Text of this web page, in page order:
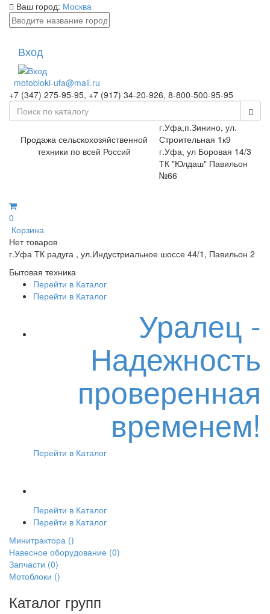
Ваш город: Москва
Вход
motobloki-ufa@mail.ru
+7 (347) 275-95-95, +7 (917) 34-20-926, 8-800-500-95-95
Продажа сельскохозяйственной
техники по всей Россий
г.Уфа,п.Зинино, ул.
Строительная 1к9
г.Уфа, ул Боровая 14/3
ТК "Юлдаш" Павильон
№66
0
Корзина
Нет товаров
г.Уфа ТК радуга , ул.Индустриальное шоссе 44/1, Павильон 2
Бытовая техника
Перейти в Каталог
Перейти в Каталог
Уралец -
Надежность
проверенная
временем!
Перейти в Каталог
Перейти в Каталог
Перейти в Каталог
Минитрактора ()
Навесное оборудование (0)
Запчасти (0)
Мотоблоки ()
Каталог групп